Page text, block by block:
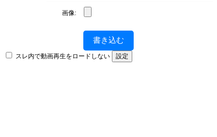
画像:
書き込む
スレ内で動画再生をロードしない